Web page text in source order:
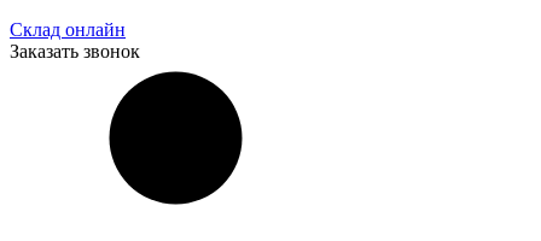
Склад онлайн
Заказать звонок